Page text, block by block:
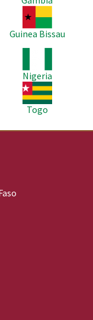
Imagem
Guinea Bissau
Nigeria
Imagem
Togo